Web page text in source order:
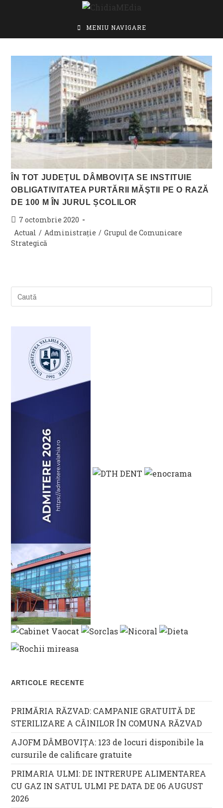
MENIU NAVIGARE
ÎN TOT JUDEŢUL DÂMBOVIŢA SE INSTITUIE
OBLIGATIVITATEA PURTĂRII MĂŞTII PE O RAZĂ
DE 100 M ÎN JURUL ȘCOLILOR
Post
published:
7 octombrie 2020
Post
category:
Actual / Administrație / Grupul de Comunicare
Strategică
ARTICOLE RECENTE
PRIMĂRIA RĂZVAD: CAMPANIE GRATUITĂ DE
STERILIZARE A CÂINILOR ÎN COMUNA RĂZVAD
AJOFM DÂMBOVIȚA: 123 de locuri disponibile la
cursurile de calificare gratuite
PRIMARIA ULMI: DE INTRERUPE ALIMENTAREA
CU GAZ IN SATUL ULMI PE DATA DE 06 AUGUST
2026